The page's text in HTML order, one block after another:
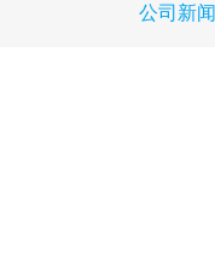
公司新闻